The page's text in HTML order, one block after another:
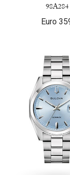
98A284
Euro